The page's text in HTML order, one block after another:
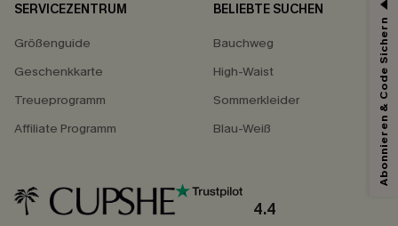
SERVICEZENTRUM
Größenguide
Geschenkkarte
Treueprogramm
Affiliate Programm
BELIEBTE SUCHEN
Bauchweg
High-Waist
Sommerkleider
Blau-Weiß
4.4
15% ERHALTEN
15% ohne MBW für E-Mail-Abonnenten.
*Ein Code pro Bestellung. Jeder Code ist einmal gültig.
undDatenschutzbestimmungen. Sie können sich jederzeit abmelden.
Abonnieren & Code Sichern